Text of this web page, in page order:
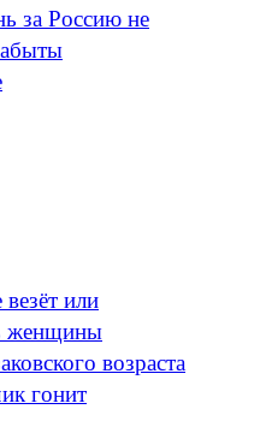
за Россию не
везёт или
женщины
возраста
гонит